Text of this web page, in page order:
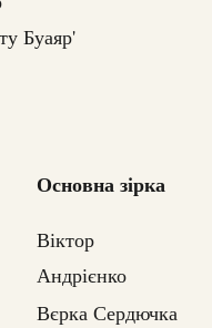
Буаяр'
Основна зірка
Віктор
Андрієнко
Вєрка Сердючка